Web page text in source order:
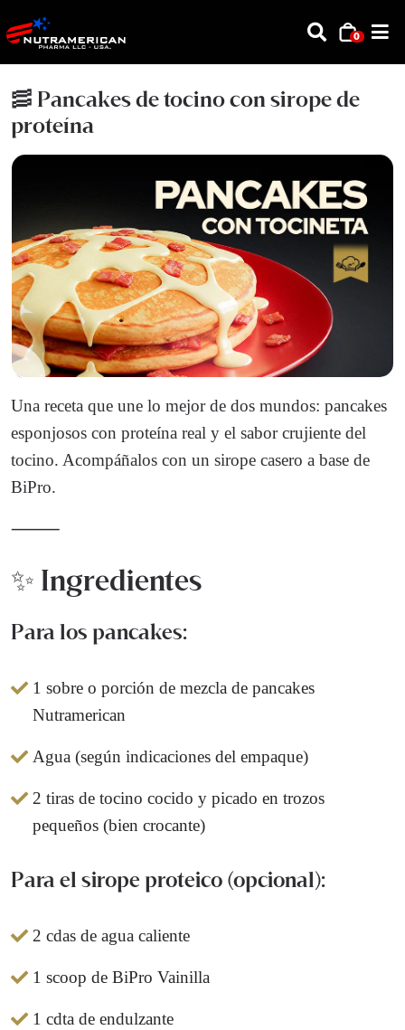
0
🥓 Pancakes de tocino con sirope de
proteína
Una receta que une lo mejor de dos mundos: pancakes
esponjosos con proteína real y el sabor crujiente del
tocino. Acompáñalos con un sirope casero a base de
BiPro.
⸻
✨ Ingredientes
Para los pancakes:
1 sobre o porción de mezcla de pancakes
Nutramerican
Agua (según indicaciones del empaque)
2 tiras de tocino cocido y picado en trozos
pequeños (bien crocante)
Para el sirope proteico (opcional):
2 cdas de agua caliente
1 scoop de BiPro Vainilla
1 cdta de endulzante